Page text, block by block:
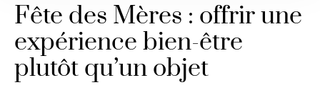
Fête des Mères : offrir une
expérience bien-être
plutôt qu’un objet